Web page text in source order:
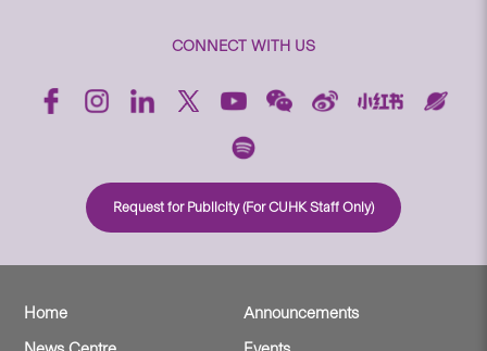
CONNECT WITH US
Request for Publicity (For CUHK Staff Only)
Home
Announcements